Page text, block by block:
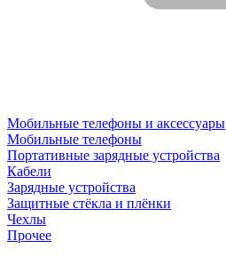
Мобильные телефоны и аксессуары
Мобильные телефоны
Портативные зарядные устройства
Кабели
Зарядные устройства
Защитные стёкла и плёнки
Чехлы
Прочее